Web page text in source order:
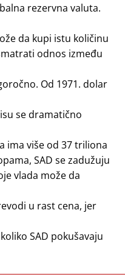
rezervna valuta.
da kupi istu količinu
odnos između
Od 1971. dolar
se dramatično
ima više od 37 triliona
SAD se zadužuju
vlada može da
u rast cena, jer
SAD pokušavaju